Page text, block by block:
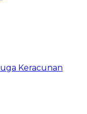
Keracunan